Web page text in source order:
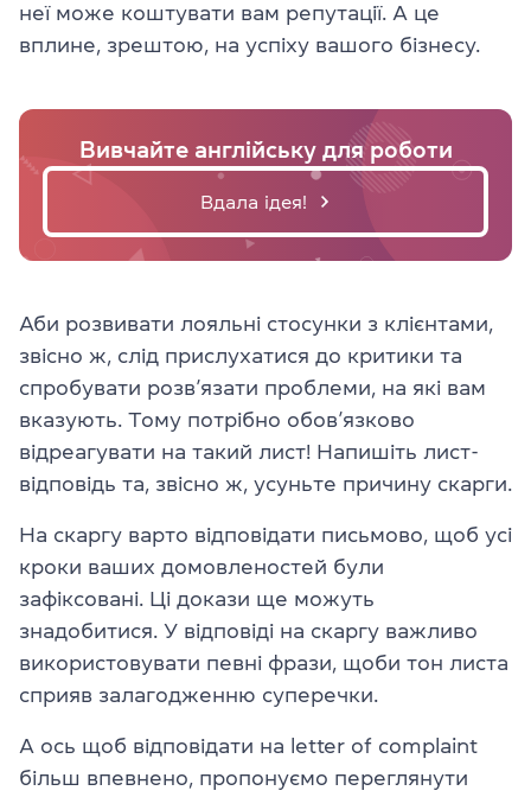
неї може коштувати вам репутації. А це
вплине, зрештою, на успіху вашого бізнесу.
Вивчайте англійську для роботи
Вдала ідея!
Аби розвивати лояльні стосунки з клієнтами,
звісно ж, слід прислухатися до критики та
спробувати розв’язати проблеми, на які вам
вказують. Тому потрібно обов’язково
відреагувати на такий лист! Напишіть лист-
відповідь та, звісно ж, усуньте причину скарги.
На скаргу варто відповідати письмово, щоб усі
кроки ваших домовленостей були
зафіксовані. Ці докази ще можуть
знадобитися. У відповіді на скаргу важливо
використовувати певні фрази, щоби тон листа
сприяв залагодженню суперечки.
А ось щоб відповідати на letter of complaint
більш впевнено, пропонуємо переглянути